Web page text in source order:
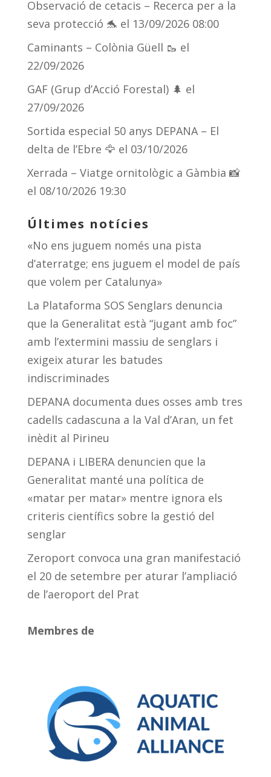
s m te
ix
Observació de cetacis – Recerca per a la
seva protecció 🐬 el 13/09/2026 08:00
Caminants – Colònia Güell 🥾 el
22/09/2026
GAF (Grup d’Acció Forestal) 🌲 el
27/09/2026
Sortida especial 50 anys DEPANA – El
delta de l’Ebre 🦅 el 03/10/2026
Xerrada – Viatge ornitològic a Gàmbia 📸
el 08/10/2026 19:30
Últimes notícies
«No ens juguem només una pista
d’aterratge; ens juguem el model de país
que volem per Catalunya»
La Plataforma SOS Senglars denuncia
que la Generalitat està “jugant amb foc”
amb l’extermini massiu de senglars i
exigeix aturar les batudes
indiscriminades
DEPANA documenta dues osses amb tres
cadells cadascuna a la Val d’Aran, un fet
inèdit al Pirineu
DEPANA i LIBERA denuncien que la
Generalitat manté una política de
«matar per matar» mentre ignora els
criteris científics sobre la gestió del
senglar
Zeroport convoca una gran manifestació
el 20 de setembre per aturar l’ampliació
de l’aeroport del Prat
Membres de